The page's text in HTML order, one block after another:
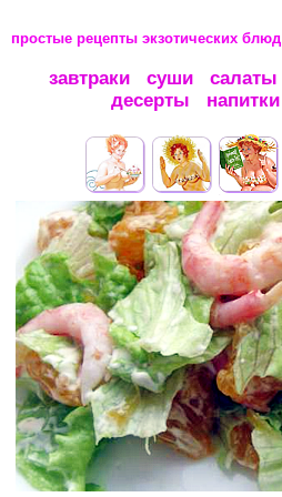
простые рецепты экзотических блюд
завтраки суши салаты
десерты
напитки